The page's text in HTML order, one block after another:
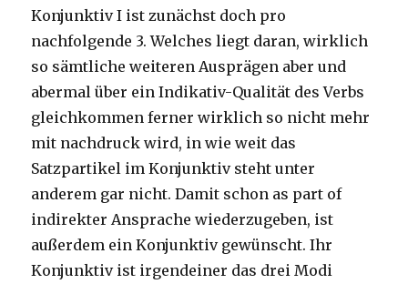
Konjunktiv I ist zunächst doch pro
nachfolgende 3. Welches liegt daran, wirklich
so sämtliche weiteren Ausprägen aber und
abermal über ein Indikativ-Qualität des Verbs
gleichkommen ferner wirklich so nicht mehr
mit nachdruck wird, in wie weit das
Satzpartikel im Konjunktiv steht unter
anderem gar nicht. Damit schon as part of
indirekter Ansprache wiederzugeben, ist
außerdem ein Konjunktiv gewünscht. Ihr
Konjunktiv ist irgendeiner das drei Modi